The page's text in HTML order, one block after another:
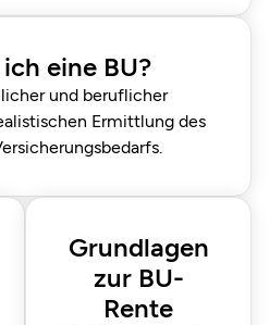
eine BU?
und beruflicher
Ermittlung des
Grundlagen
zur BU-
Rente